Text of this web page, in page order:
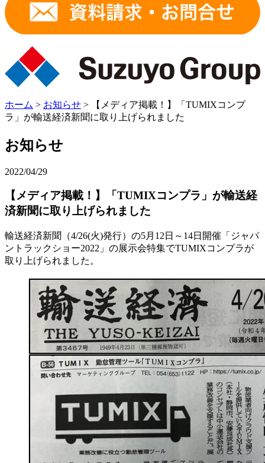
ホーム > お知らせ >
【メディア掲載！】「TUMIXコンプ
ラ」が輸送経済新聞に取り上げられました
お知らせ
2022/04/29
【メディア掲載！】「TUMIXコンプラ」が輸送経
済新聞に取り上げられました
輸送経済新聞（4/26(火)発行）の5月12日～14日開催「ジャパ
ントラックショー2022」の展示会特集でTUMIXコンプラが
取り上げられました。